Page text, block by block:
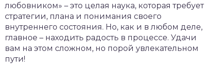
любовником» – это целая наука, которая требует
стратегии, плана и понимания своего
внутреннего состояния. Но, как и в любом деле,
главное – находить радость в процессе. Удачи
вам на этом сложном, но порой увлекательном
пути!